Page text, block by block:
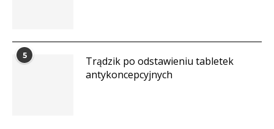
5
Trądzik po odstawieniu tabletek
antykoncepcyjnych